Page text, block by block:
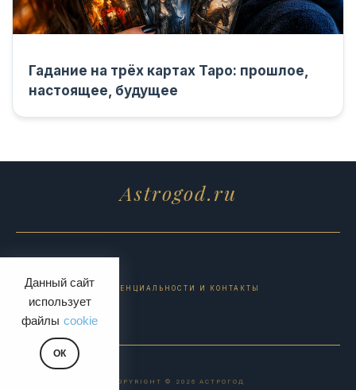
Данный сайт
использует
файлы cookie
ОК
Гадание на трёх картах Таро: прошлое,
настоящее, будущее
Astrogod.ru
ПОЛИТИКА КОНФИДЕНЦИАЛЬНОСТИ И КОНТАКТЫ
COPYRIGHT © 2026 АСТРОГОД